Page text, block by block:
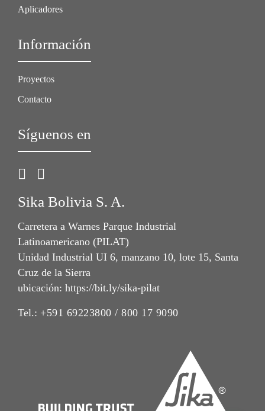
Aplicadores
Información
Proyectos
Contacto
Síguenos en
Sika Bolivia S. A.
Carretera a Warnes Parque Industrial
Latinoamericano (PILAT)
Unidad Industrial UI 6, manzano 10, lote 15, Santa
Cruz de la Sierra
ubicación: https://bit.ly/sika-pilat
Tel.: +591 69223800 / 800 17 9090